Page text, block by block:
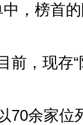
，榜首
前，现存
70余家位